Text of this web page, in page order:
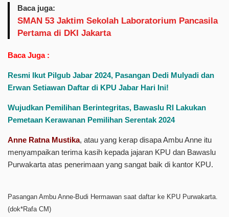
Baca juga:
SMAN 53 Jaktim Sekolah Laboratorium Pancasila
Pertama di DKI Jakarta
Baca Juga :
Resmi Ikut Pilgub Jabar 2024, Pasangan Dedi Mulyadi dan
Erwan Setiawan Daftar di KPU Jabar Hari Ini!
Wujudkan Pemilihan Berintegritas, Bawaslu RI Lakukan
Pemetaan Kerawanan Pemilihan Serentak 2024
Anne Ratna Mustika, atau yang kerap disapa Ambu Anne itu
menyampaikan terima kasih kepada jajaran KPU dan Bawaslu
Purwakarta atas penerimaan yang sangat baik di kantor KPU.
Pasangan Ambu Anne-Budi Hermawan saat daftar ke KPU Purwakarta.
(dok*Rafa CM)